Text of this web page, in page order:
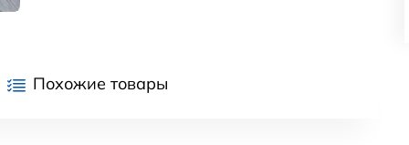
Похожие товары